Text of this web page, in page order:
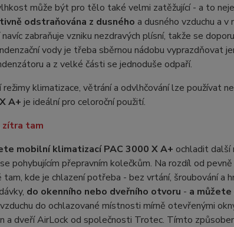
může být pro tělo také velmi zatěžující - a to
odstraňována z dusného a dusného vzduchu a
zabraňuje vzniku nezdravých plísní, takže se
vody je třeba sběrnou nádobu vyprazdňovat
a z velké části se jednoduše odpaří.
klimatizace, větrání a odvlhčování lze používat
A+ je ideální pro celoroční použití.
zítra tam
mobilní klimatizací PAC 3000 X A+ ochladit další
pohybujícím přepravním kolečkům. Na rozdíl od
tam, kde je chlazení potřeba - bez vrtání, šroubování a
do okenního nebo dveřního otvoru - a
do ochlazované místnosti mírně otevřenými
a dveří AirLock od společnosti Trotec. Tímto